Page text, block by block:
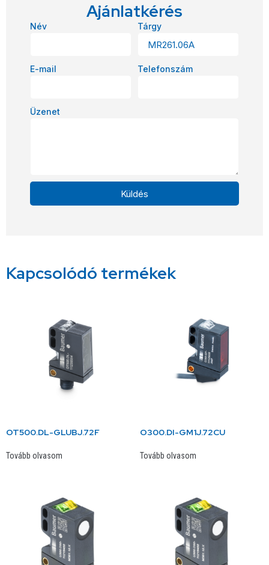
Ajánlatkérés
Név Tárgy
E-mail Telefonszám
Üzenet
Küldés
Kapcsolódó termékek
OT500.DL-GLUBJ.72F
Tovább olvasom
O300.DI-GM1J.72CU
Tovább olvasom